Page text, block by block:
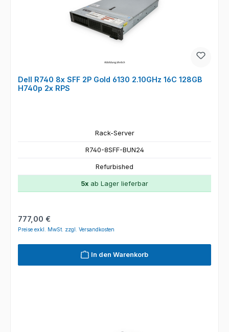
Dell R740 8x SFF 2P Gold 6130 2.10GHz 16C 128GB
H740p 2x RPS
Rack-Server
R740-8SFF-BUN24
Refurbished
5x ab Lager lieferbar
Regulärer Preis:
777,00 €
Preise exkl. MwSt. zzgl. Versandkosten
In den Warenkorb